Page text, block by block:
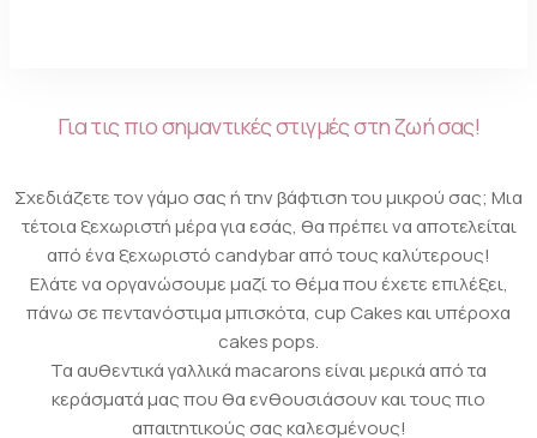
Για τις πιο σημαντικές στιγμές στη ζωή σας!
Σχεδιάζετε τον γάμο σας ή την βάφτιση του μικρού σας; Μια
τέτοια ξεχωριστή μέρα για εσάς, θα πρέπει να αποτελείται
από ένα ξεχωριστό candybar από τους καλύτερους!
Ελάτε να οργανώσουμε μαζί το θέμα που έχετε επιλέξει,
πάνω σε πεντανόστιμα μπισκότα, cup Cakes και υπέροχα
cakes pops.
Τα αυθεντικά γαλλικά macarons είναι μερικά από τα
κεράσματά μας που θα ενθουσιάσουν και τους πιο
απαιτητικούς σας καλεσμένους!